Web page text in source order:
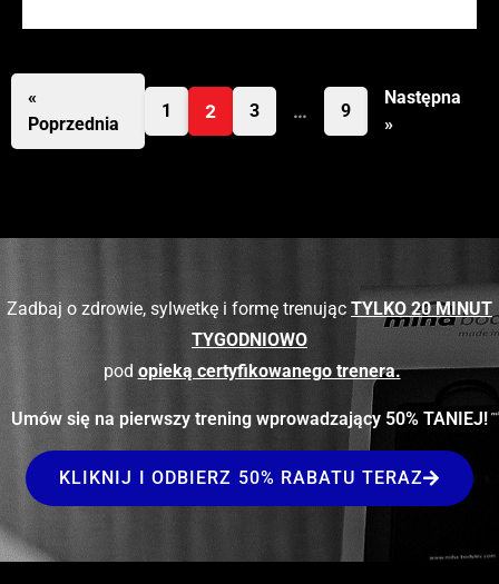
«
Poprzednia
1 2 3 … 9
Następna
»
Zadbaj o zdrowie, sylwetkę i formę trenując TYLKO 20 MINUT
TYGODNIOWO
pod opieką certyfikowanego trenera.
Umów się na pierwszy trening wprowadzający 50% TANIEJ!
KLIKNIJ I ODBIERZ 50% RABATU TERAZ